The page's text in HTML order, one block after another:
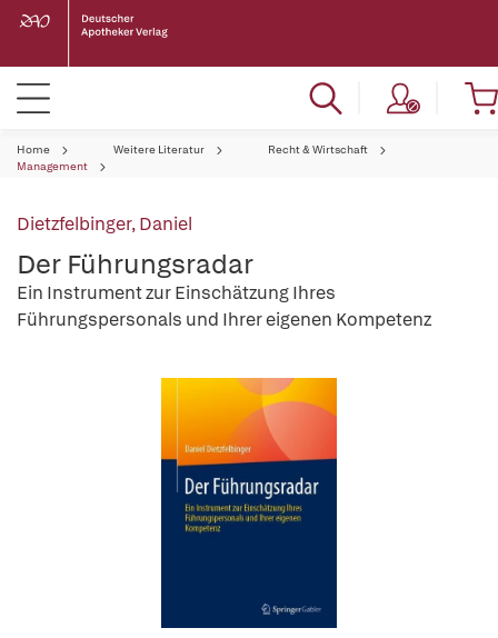
Home Weitere Literatur
Recht & Wirtschaft
Management
Dietzfelbinger, Daniel
Der Führungsradar
Ein Instrument zur Einschätzung Ihres
Führungspersonals und Ihrer eigenen Kompetenz